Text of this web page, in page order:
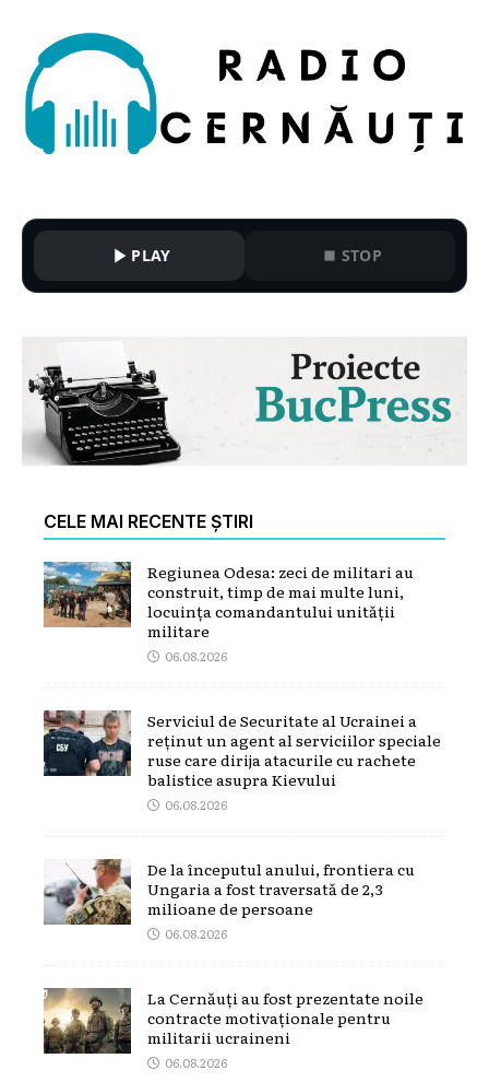
PLAY STOP
CELE MAI RECENTE ȘTIRI
Regiunea Odesa: zeci de militari au
construit, timp de mai multe luni,
locuința comandantului unității
militare
06.08.2026
Serviciul de Securitate al Ucrainei a
reținut un agent al serviciilor speciale
ruse care dirija atacurile cu rachete
balistice asupra Kievului
06.08.2026
De la începutul anului, frontiera cu
Ungaria a fost traversată de 2,3
milioane de persoane
06.08.2026
La Cernăuți au fost prezentate noile
contracte motivaționale pentru
militarii ucraineni
06.08.2026